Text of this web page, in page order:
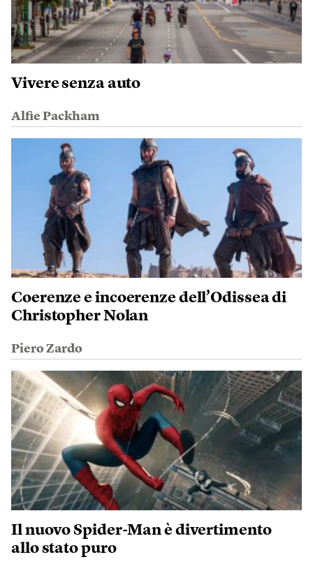
Vivere senza auto
Alfie Packham
Coerenze e incoerenze dell’Odissea di
Christopher Nolan
Piero Zardo
Il nuovo Spider-Man è divertimento
allo stato puro